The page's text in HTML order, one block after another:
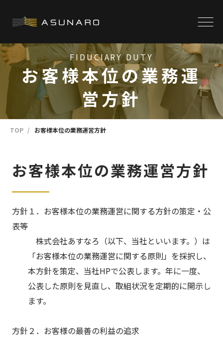
FIDUCIARY DUTY
お客様本位の業務運
営方針
TOP お客様本位の業務運営方針
お客様本位の業務運営方針
方針１．お客様本位の業務運営に関する方針の策定・公
表等
株式会社あすなろ（以下、当社といいます。）は
「お客様本位の業務運営に関する原則」を採択し、
本方針を策定、当社HPで公表します。年に一度、
公表した原則を見直し、取組状況を定期的に開示し
ます。
方針２．お客様の最善の利益の追求